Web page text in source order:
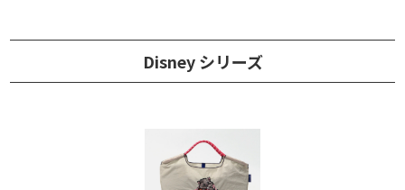
Disney シリーズ